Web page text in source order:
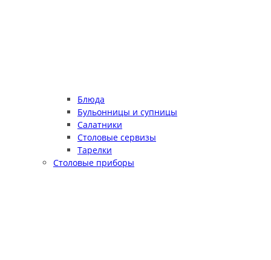
Блюда
Бульонницы и супницы
Салатники
Столовые сервизы
Тарелки
Столовые приборы